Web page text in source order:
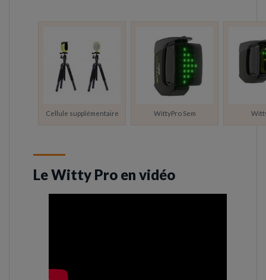
Cellule supplémentaire WittyPro Sem
Le Witty Pro en vidéo